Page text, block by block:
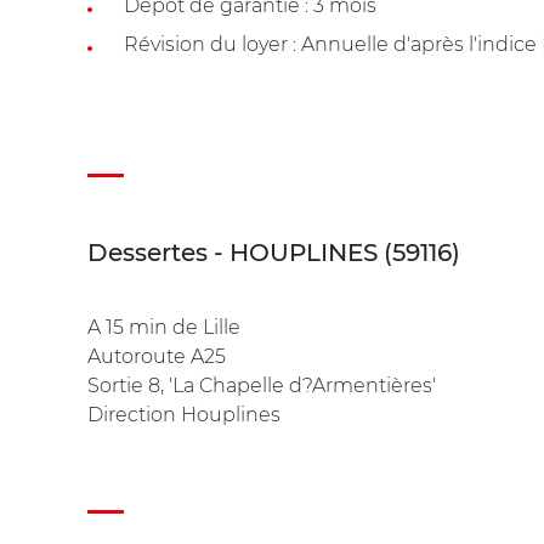
Dépôt de garantie : 3 mois
Révision du loyer : Annuelle d'après l'indice
Dessertes - HOUPLINES (59116)
A 15 min de Lille
Autoroute A25
Sortie 8, 'La Chapelle d?Armentières'
Direction Houplines